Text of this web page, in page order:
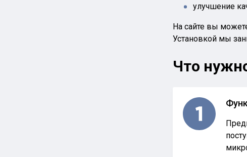
улучшение
На сайте вы
Установкой мы
Что